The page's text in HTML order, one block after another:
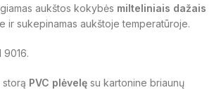
aukštos kokybės milteliniais dažais
ir sukepinamas aukštoje temperatūroje.
9016.
storą PVC plėvelę su kartonine briaunų